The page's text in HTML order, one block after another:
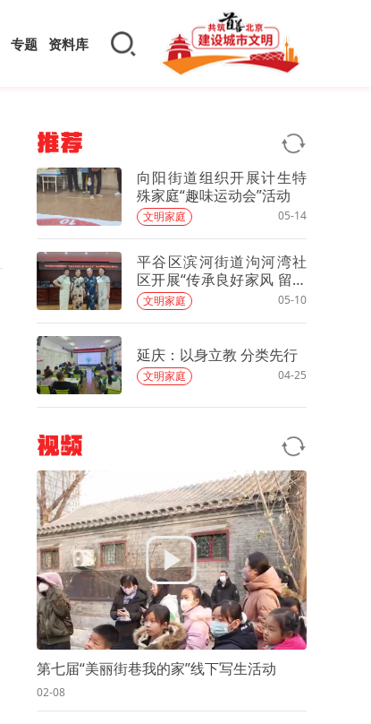
专题 资料库
推荐
向阳街道组织开展计生特
殊家庭“趣味运动会”活动
文明家庭 05-14
平谷区滨河街道泃河湾社
区开展“传承良好家风 留下
最美笑容”母亲节摄影留念
主题活动
文明家庭 05-10
延庆：以身立教 分类先行
文明家庭 04-25
视频
第七届“美丽街巷我的家”线下写生活动
02-08